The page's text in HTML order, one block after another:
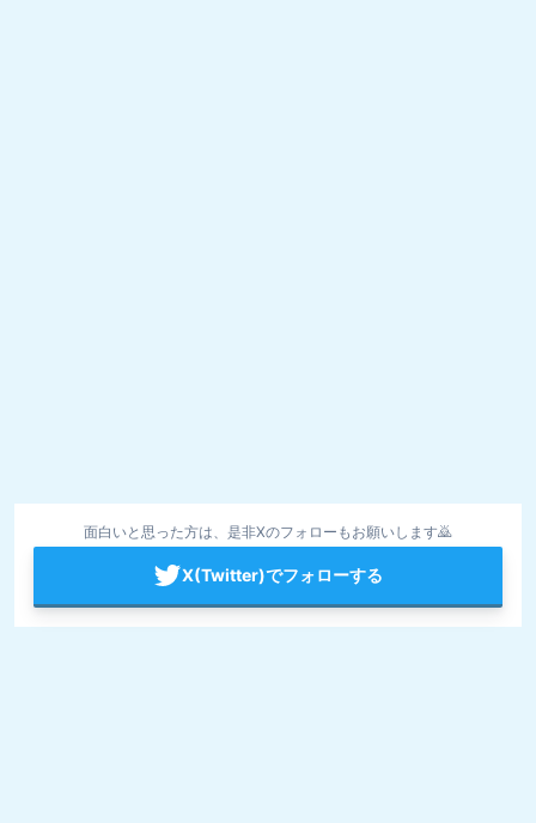
面白いと思った方は、是非Xのフォローもお願いします🙇
X(Twitter)でフォローする